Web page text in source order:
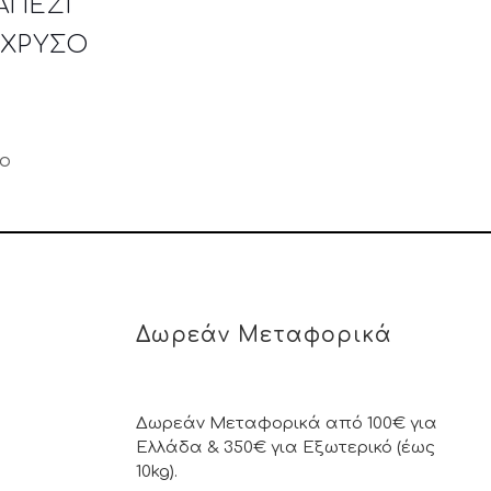
Δωρεάν Μεταφορικά
Δωρεάν Μεταφορικά από 100€ για
Ελλάδα & 350€ για Εξωτερικό (έως
10kg).